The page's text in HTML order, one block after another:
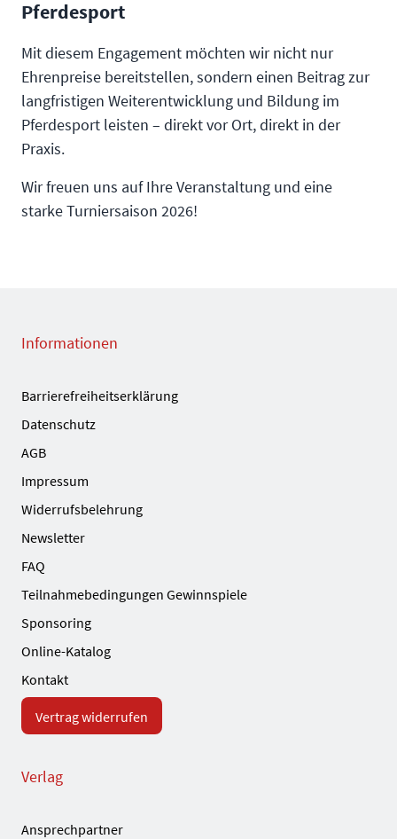
Pferdesport
Mit diesem Engagement möchten wir nicht nur
Ehrenpreise bereitstellen, sondern einen Beitrag zur
langfristigen Weiterentwicklung und Bildung im
Pferdesport leisten – direkt vor Ort, direkt in der
Praxis.
Wir freuen uns auf Ihre Veranstaltung und eine
starke Turniersaison 2026!
Informationen
Barrierefreiheitserklärung
Datenschutz
AGB
Impressum
Widerrufsbelehrung
Newsletter
FAQ
Teilnahmebedingungen Gewinnspiele
Sponsoring
Online-Katalog
Kontakt
Vertrag widerrufen
Verlag
Ansprechpartner